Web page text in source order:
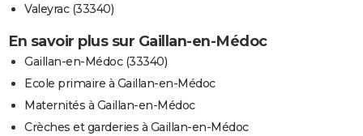
Valeyrac (33340)
En savoir plus sur Gaillan-en-Médoc
Gaillan-en-Médoc (33340)
Ecole primaire à Gaillan-en-Médoc
Maternités à Gaillan-en-Médoc
Crèches et garderies à Gaillan-en-Médoc